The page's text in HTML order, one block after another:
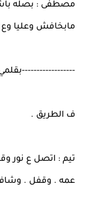
مصطفى : بصله
مابخافش وعليا وع
------------------
ف الطريق .
تيم : اتصل ع نور
عمه . وقفل . وشاف